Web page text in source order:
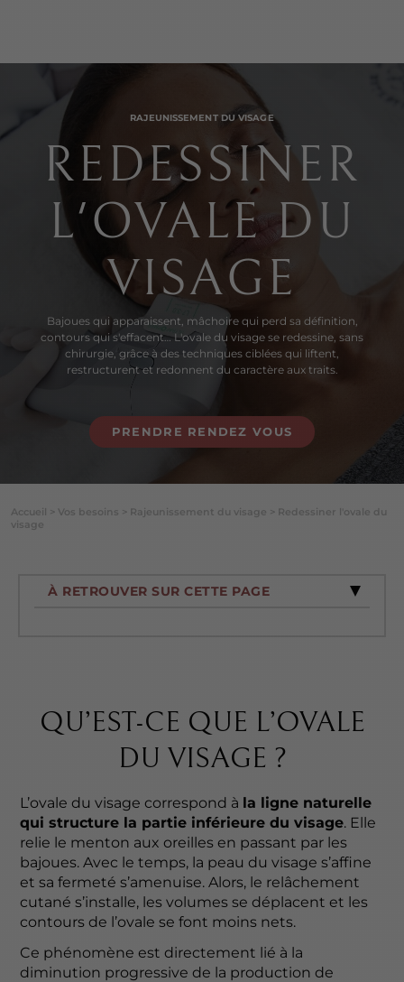
RAJEUNISSEMENT DU VISAGE
REDESSINER
L'OVALE DU
VISAGE
Bajoues qui apparaissent, mâchoire qui perd sa définition,
contours qui s'effacent… L'ovale du visage se redessine, sans
chirurgie, grâce à des techniques ciblées qui liftent,
restructurent et redonnent du caractère aux traits.
PRENDRE RENDEZ VOUS
Accueil > Vos besoins > Rajeunissement du visage > Redessiner l'ovale du
visage
À RETROUVER SUR CETTE PAGE
QU’EST-CE QUE L’OVALE
DU VISAGE ?
L’ovale du visage correspond à la ligne naturelle
qui structure la partie inférieure du visage. Elle
relie le menton aux oreilles en passant par les
bajoues. Avec le temps, la peau du visage s’affine
et sa fermeté s’amenuise. Alors, le relâchement
cutané s’installe, les volumes se déplacent et les
contours de l’ovale se font moins nets.
Ce phénomène est directement lié à la
diminution progressive de la production de